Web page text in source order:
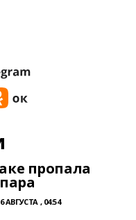
пропала
6 АВГУСТА , 04:54